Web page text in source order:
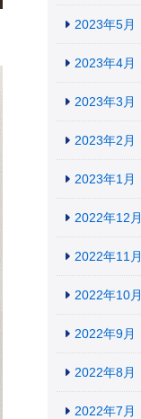
2023年5月
2023年4月
2023年3月
2023年2月
2023年1月
2022年12月
2022年11月
2022年10月
2022年9月
2022年8月
2022年7月